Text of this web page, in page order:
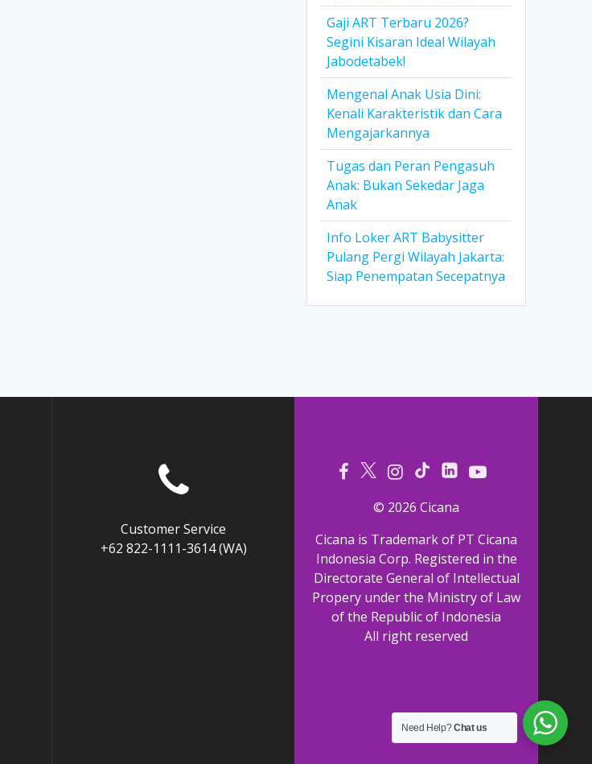
Gaji ART Terbaru 2026?
Segini Kisaran Ideal Wilayah
Jabodetabek!
Mengenal Anak Usia Dini:
Kenali Karakteristik dan Cara
Mengajarkannya
Tugas dan Peran Pengasuh
Anak: Bukan Sekedar Jaga
Anak
Info Loker ART Babysitter
Pulang Pergi Wilayah Jakarta:
Siap Penempatan Secepatnya
Customer Service
+62 822-1111-3614 (WA)
© 2026 Cicana
Cicana is Trademark of PT Cicana
Indonesia Corp. Registered in the
Directorate General of Intellectual
Propery under the Ministry of Law
of the Republic of Indonesia
All right reserved
Need Help?Chat us